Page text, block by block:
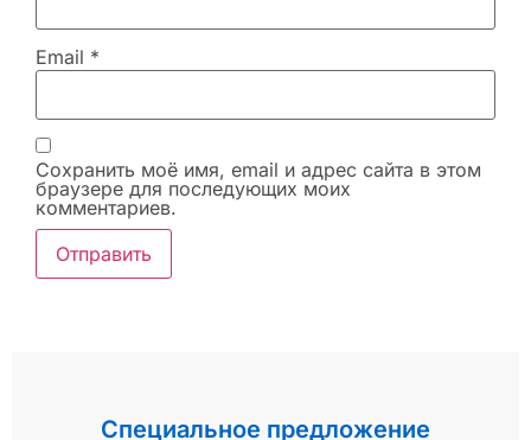
Email *
Сохранить моё имя, email и адрес сайта в этом
браузере для последующих моих
комментариев.
Специальное предложение